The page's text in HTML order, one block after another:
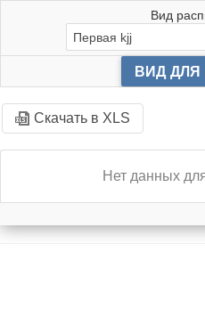
Вид
ВИД ДЛЯ
Скачать в XLS
Нет данных